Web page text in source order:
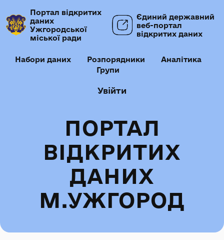
Портал відкритих
даних
Ужгородської
міської ради
Єдиний державний
веб-портал
відкритих даних
Набори даних Розпорядники
Аналітика
Групи
Увійти
ПОРТАЛ
ВІДКРИТИХ
ДАНИХ
М.УЖГОРОД